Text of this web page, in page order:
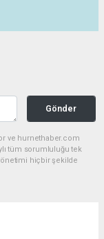
Gönder
ve hurnethaber.com
tüm sorumluluğu tek
hiçbir şekilde